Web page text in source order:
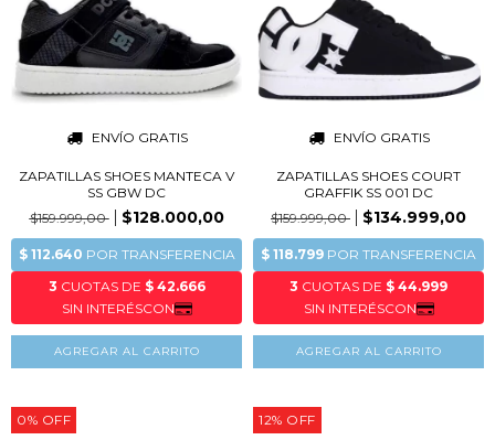
ENVÍO GRATIS
ZAPATILLAS SHOES MANTECA V
SS GBW DC
$159.999,00
$128.000,00
AGREGAR AL CARRITO
ENVÍO GRATIS
ZAPATILLAS SHOES COURT
GRAFFIK SS 001 DC
$159.999,00
$134.999,00
AGREGAR AL CARRITO
0% OFF 12% OFF